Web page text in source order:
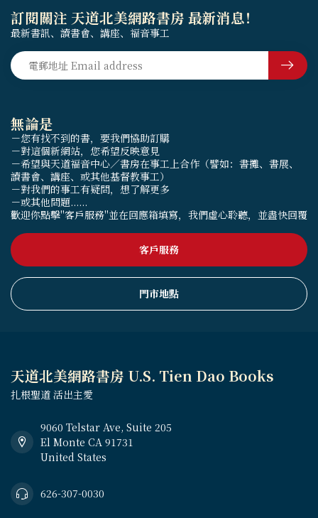
無論是
－您有找不到的書，要我們協助訂購
－對這個新網站，您希望反映意見
－希望與天道福音中心／書房在事工上合作（譬如：書攤、書展、
讀書會、講座、或其他基督教事工）
－對我們的事工有疑問，想了解更多
－或其他問題......
歡迎你點擊"客戶服務"並在回應箱填寫，我們虛心聆聽，並盡快回覆
客戶服務
門市地點
訂閱關注 天道北美網路書房 最新消息！
最新書訊、讀書會、講座、福音事工
天道北美網路書房 U.S. Tien Dao Books
扎根聖道 活出主愛
9060 Telstar Ave, Suite 205
El Monte CA 91731
United States
626-307-0030